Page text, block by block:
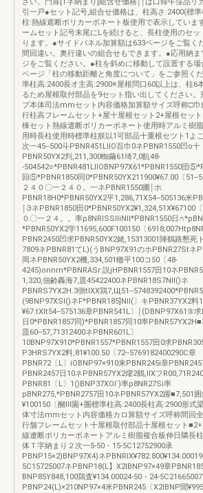
引一戸●セット記号,組合せ価格は、柱高さ:2400(標
柱:熱線遮断ポリカーボネート板使用で表示していま
ームセット記号末尾にLを続けると、長柱使用のセッ
ります。●サイドパネル加算額は633ベージをご覧く
間回違い。奥行違いの組合せもできます。●応用納ま
ジをご覧ください。●柱を斜めに移動して設置する場
ベージ「柱の移動距離と角度について」をご参照く
準柱高:2400長オ主高:2900※屋根問口60以上は、柱6
るため屋根取付部品を9セット指い出してください。
プ本体司法mmセット内容価格加算額サイズ呼称□巾
行柱高フレームセット+屋十屋根セット2+屋根セッ
棟セット熱線遣断ポリカーボネート使用時アルミ樹
用時長柱使用時標準柱朕以1可部品十重根セツト1よ
次一45--500斗PBNR451LllO百巾0ネPBNR1550凹o十
PBNR50YX2判,211,300蜘繭61埼7,0飢48-
-504542○*PBNR481LllOBNP97X61*PBNR1550団
回⑤*PBNR1850同0*PBNR50YX211900¥67.00〔51--
２４０〇一２４０。一ネPBNR1550圃￨ホ
PBNR18H0*PBNR50YX2平1,286,71X54--505136米
￨ЭネPBNR1850田0*PBNR50YX2¥1,324,51X¥67100
０〇一２４。。率p8NRlSSlliNll*PBNR1550日
*PBNR50YX2学11695,600F100150〔
PBNR2450凹求PBNR50YX2姥,15313001陣鶴路懇死
7809ネPBNR81てL)(うBNP97X91のホPBNR27Stネ
岡ネPBNR50YX2機,334,501轍平100コ50〔48-
4245)onnrn*PBNRASr:説jHPBNR1557田10ネ
1,320,佃齢轟海7,皿45422400ネPBNR18S7NII()ネ
PBNRS7YX2H.3側tlXX鶏7,Щ51--
(9BNP97XSI()ネF*PBNR185]NII(〕キPBNR37YX2料
¥67.tXlt54--575136章PBNR541L〕￨(DBNP97X61⑤求
日0*PBNR1857同)*PBNR1857同10率
皿60--57,71312400ネPBNR601L〕
10BNP97X910*PBNR1557*PBNR1557田0求
P3HRS7YX2料,81¥100.50〔72--5769182400290C章
PBNR72〔L〕iOBNP97×910来PBNR245i章
PBNR2457日10ネPBNR57YX2燿2鶴,llXフ
PBNR81〔L〕1()BNP37XOI`)率p8NR27Si率
pBNR275,*PBNR2757田10ネPBNR57YX2躍■7,501囲
¥100150〔醐Ⅲ園+圏標準柱高:2400長柱高:2900形式
体寸法mmセット内容価格カロ算額サイズ呼称間回
行舗フレームセット十屋根取付部品十屋根セット
線遼断ポリカーボネートアルミ樹脂複合板伸日隣長
体Ｔ字納まり２次一5-50・15-5C12752900承
PBNP15×2)BNP97X4)ネ
5C15725007ネPBNP18(L】X2IBNP97×49章
BNP85Y848,100鶏査¥134.00024-50・24-
PBNP24(L)×210NP97×4米PBNR245〔X2IBNP聞